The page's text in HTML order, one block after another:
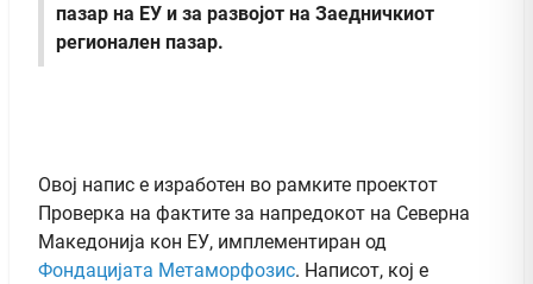
пазар на ЕУ и за развојот на Заедничкиот
регионален пазар.
Овој напис е изработен во рамките проектот
Проверка на фактите за напредокот на Северна
Македонија кон ЕУ, имплементиран од
Фондацијата Метаморфозис. Написот, кој е